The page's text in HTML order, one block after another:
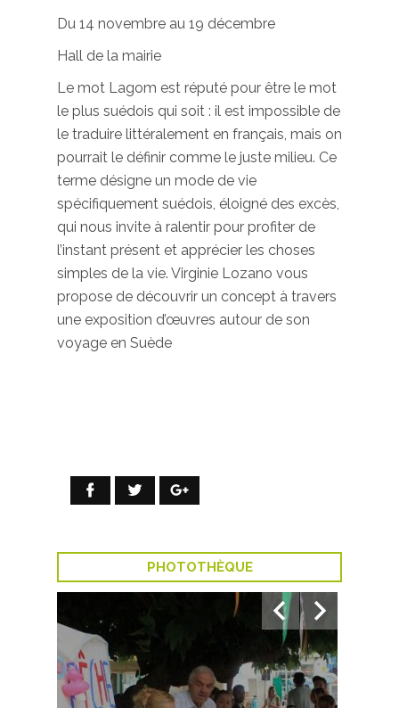
Du 14 novembre au 19 décembre
Hall de la mairie
Le mot Lagom est réputé pour être le mot
le plus suédois qui soit : il est impossible de
le traduire littéralement en français, mais on
pourrait le définir comme le juste milieu. Ce
terme désigne un mode de vie
spécifiquement suédois, éloigné des excès,
qui nous invite à ralentir pour profiter de
l’instant présent et apprécier les choses
simples de la vie. Virginie Lozano vous
propose de découvrir un concept à travers
une exposition d’œuvres autour de son
voyage en Suède
PHOTOTHÈQUE